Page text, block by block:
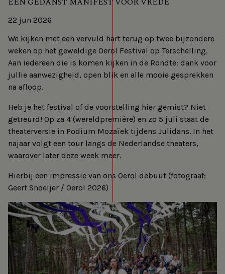
22 jun 2026
We kijken met een vervuld hart terug op twee bijzondere
weken op het geweldige Oerol Festival op Terschelling.
Aan iedereen die is komen kijken in de Rondte: dank voor
jullie aanwezigheid, open blik en alle mooie gesprekken
na afloop.
Heb je het festival of de voorstelling hier gemist? Niet
getreurd! Op za 4 (wereldpremière) en zo 5 juli staat de
theaterversie in Podium Mozaïek tijdens Julidans. In het
najaar volgt een tour langs de Nederlandse theaters,
waarover later deze week meer.
Hierbij een impressie van ons Oerol debuut (fotograaf:
Geert Snoeijer / Oerol 2026)